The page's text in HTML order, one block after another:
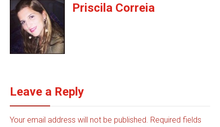
Priscila Correia
Leave a Reply
Your email address will not be published. Required fields